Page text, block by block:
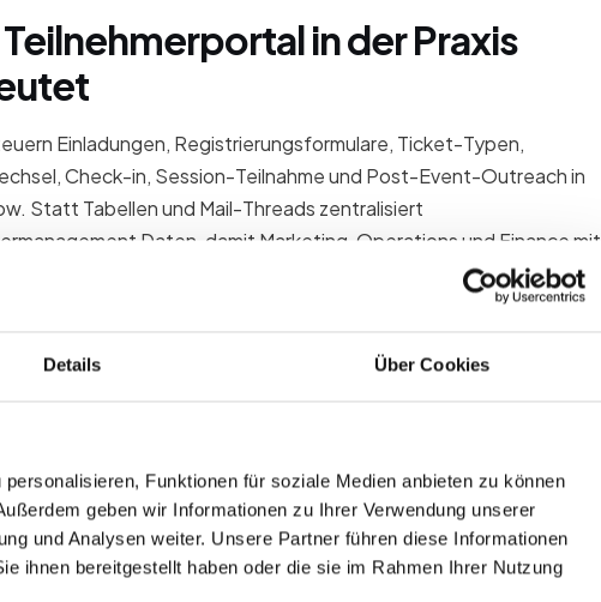
Details Über Cookies
Funktionen für soziale Medien anbieten zu können
geben wir Informationen zu Ihrer Verwendung unserer
und Analysen weiter. Unsere Partner führen diese Informationen
ihnen bereitgestellt haben oder die sie im Rahmen Ihrer Nutzung
in der Praxis
Einladungen, Registrierungsformulare, Ticket-Typen,
Check-in, Session-Teilnahme und Post-Event-Outreach in
Statt Tabellen und Mail-Threads zentralisiert
Daten, damit Marketing, Operations und Finance mit
Teilnehmerportal wichtig ist
ROI-Reporting. Ein zentraler Datensatz macht jeden Folge-
schneller und sicherer.
PDF und Kalender-Links immer verfügbar